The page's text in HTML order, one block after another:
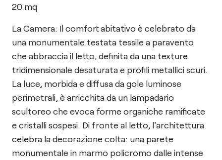
20 mq
La Camera: Il comfort abitativo è celebrato da
una monumentale testata tessile a paravento
che abbraccia il letto, definita da una texture
tridimensionale desaturata e profili metallici scuri.
La luce, morbida e diffusa da gole luminose
perimetrali, è arricchita da un lampadario
scultoreo che evoca forme organiche ramificate
e cristalli sospesi. Di fronte al letto, l'architettura
celebra la decorazione colta: una parete
monumentale in marmo policromo dalle intense